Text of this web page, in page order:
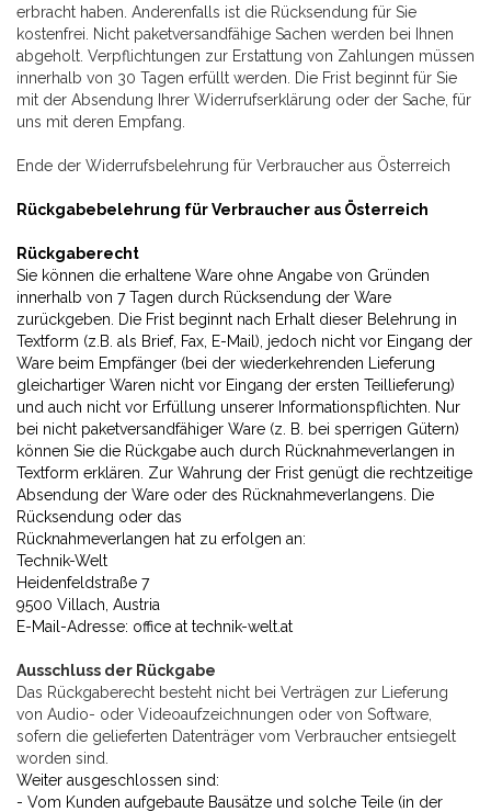
erbracht haben. Anderenfalls ist die Rücksendung für Sie
kostenfrei. Nicht paketversandfähige Sachen werden bei Ihnen
abgeholt. Verpflichtungen zur Erstattung von Zahlungen müssen
innerhalb von 30 Tagen erfüllt werden. Die Frist beginnt für Sie
mit der Absendung Ihrer Widerrufserklärung oder der Sache, für
uns mit deren Empfang.
Ende der Widerrufsbelehrung für Verbraucher aus Österreich
Rückgabebelehrung für Verbraucher aus Österreich
Rückgaberecht
Sie können die erhaltene Ware ohne Angabe von Gründen
innerhalb von 7 Tagen durch Rücksendung der Ware
zurückgeben. Die Frist beginnt nach Erhalt dieser Belehrung in
Textform (z.B. als Brief, Fax, E-Mail), jedoch nicht vor Eingang der
Ware beim Empfänger (bei der wiederkehrenden Lieferung
gleichartiger Waren nicht vor Eingang der ersten Teillieferung)
und auch nicht vor Erfüllung unserer Informationspflichten. Nur
bei nicht paketversandfähiger Ware (z. B. bei sperrigen Gütern)
können Sie die Rückgabe auch durch Rücknahmeverlangen in
Textform erklären. Zur Wahrung der Frist genügt die rechtzeitige
Absendung der Ware oder des Rücknahmeverlangens. Die
Rücksendung oder das
Rücknahmeverlangen hat zu erfolgen an:
Technik-Welt
Heidenfeldstraße 7
9500 Villach, Austria
E-Mail-Adresse: office at technik-welt.at
Ausschluss der Rückgabe
Das Rückgaberecht besteht nicht bei Verträgen zur Lieferung
von Audio- oder Videoaufzeichnungen oder von Software,
sofern die gelieferten Datenträger vom Verbraucher entsiegelt
worden sind.
Weiter ausgeschlossen sind:
- Vom Kunden aufgebaute Bausätze und solche Teile (in der